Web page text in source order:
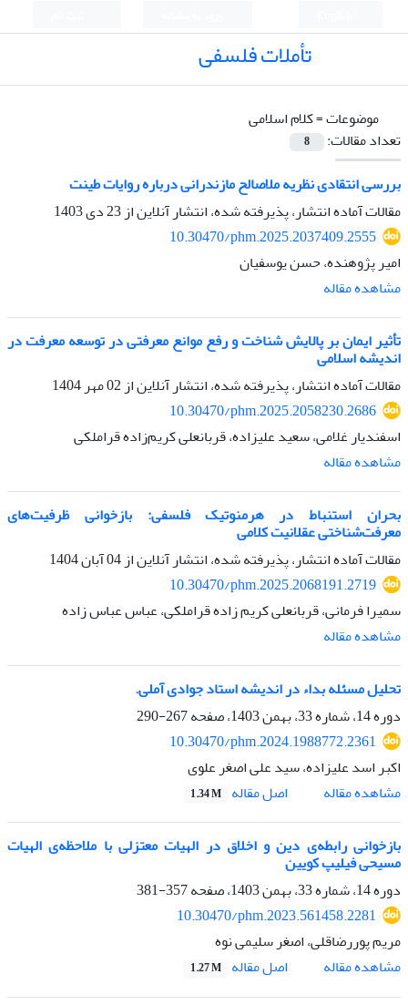
تأملات فلسفی
موضوعات =کلام اسلامی
تعداد مقالات:
8
بررسی انتقادی نظریه ملاصالح مازندرانی درباره روایات طینت
مقالات آماده انتشار، پذیرفته شده، انتشار آنلاین از23 دی 1403
10.30470/phm.2025.2037409.2555
امیر پژوهنده، حسن یوسفیان
مشاهده مقاله
تأثیر ایمان بر پالایش شناخت و رفع موانع معرفتی در توسعه معرفت در
اندیشه اسلامی
مقالات آماده انتشار، پذیرفته شده، انتشار آنلاین از02 مهر 1404
10.30470/phm.2025.2058230.2686
اسفندیار غلامی، سعید علیزاده، قربانعلی کریم‌زاده قراملکی
مشاهده مقاله
بحران استنباط در هرمنوتیک فلسفی: بازخوانی ظرفیت‌های
معرفت‌شناختی عقلانیت کلامی
مقالات آماده انتشار، پذیرفته شده، انتشار آنلاین از04 آبان 1404
10.30470/phm.2025.2068191.2719
سمیرا فرمانی، قربانعلی کریم زاده قراملکی، عباس عباس زاده
مشاهده مقاله
تحلیل مسئله بداء در اندیشه استاد جوادی آملی.
دوره 14، شماره 33، بهمن 1403، صفحه
267-290
10.30470/phm.2024.1988772.2361
اکبر اسد علیزاده، سید علی اصغر علوی
مشاهده مقاله
اصل مقاله 1.34 M
بازخوانی رابطه‌ی دین و اخلاق در الهیات معتزلی با ملاحظه‌ی الهیات
مسیحی فیلیپ کویین
دوره 14، شماره 33، بهمن 1403، صفحه
357-381
10.30470/phm.2023.561458.2281
مریم پوررضاقلی، اصغر سلیمی نوه
مشاهده مقاله
اصل مقاله 1.27 M